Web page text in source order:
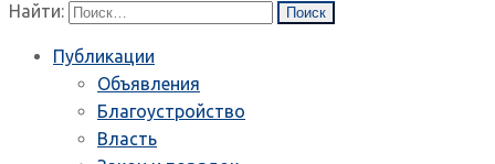
Найти:
Публикации
Объявления
Благоустройство
Власть